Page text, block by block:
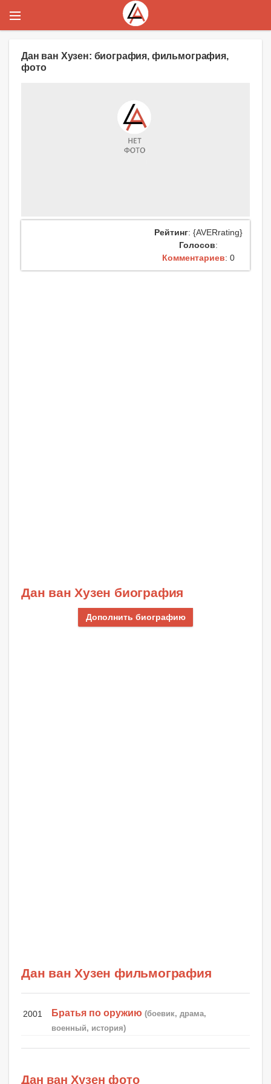
Дан ван Хузен: биография, фильмография,
фото
Рейтинг: {AVERrating}
Голосов:
Комментариев: 0
Дан ван Хузен биография
Дополнить биографию
Дан ван Хузен фильмография
2001 Братья по оружию (боевик, драма,
военный, история)
Дан ван Хузен фото